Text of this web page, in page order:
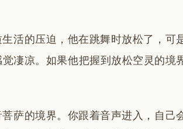
活的压迫，他在跳舞时放松了，可
凄凉。如果他把握到放松空灵的境
萨的境界。你跟着音声进入，自己